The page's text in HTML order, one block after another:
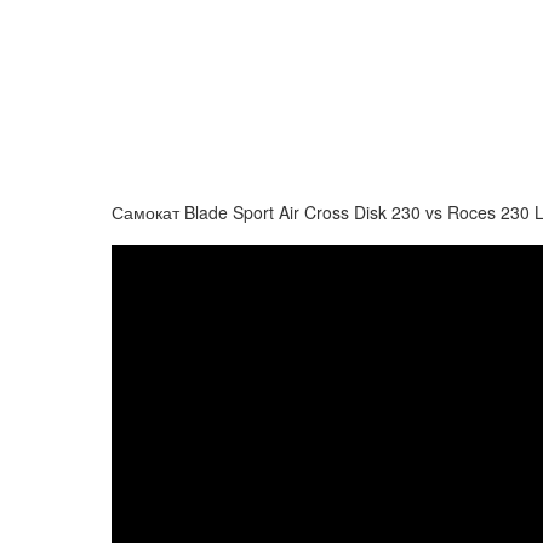
Самокат Blade Sport Air Cross Disk 230 vs Roces 230